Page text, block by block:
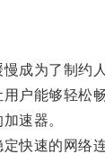
为了制约人
户能够轻松畅
速器。
快速的网络连